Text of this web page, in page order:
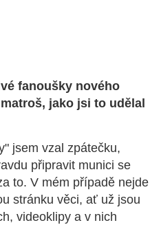
fanoušky nového
jako jsi to udělal
jsem vzal zpátečku,
připravit munici se
to. V mém případě nejde
stránku věci, ať už jsou
videoklipy a v nich